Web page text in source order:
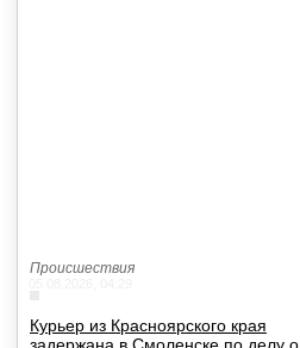
Происшествия
Курьер из Красноярского края